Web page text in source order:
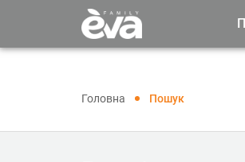
Головна Пошук